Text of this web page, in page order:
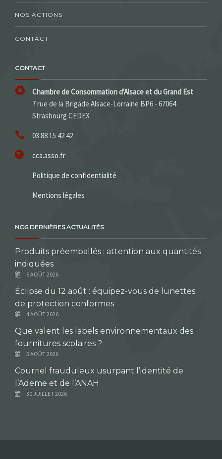
NOS ACTIONS
CONTACT
CONTACT
Chambre de Consommation d'Alsace et du Grand Est
7 rue de la Brigade Alsace-Lorraine BP6 - 67064
Strasbourg CEDEX
03 88 15 42 42
cca.asso.fr
Politique de confidentialité
Mentions légales
NOS DERNIÈRES ACTUALITÉS
Produits préemballés : attention aux quantités
indiquées
6 AOÛT 2026
Éclipse du 12 août : équipez-vous de lunettes
de protection conformes
4 AOÛT 2026
Que valent les labels environnementaux des
fournitures scolaires ?
3 AOÛT 2026
Courriel frauduleux usurpant l’identité de
l’Ademe et de l’ANAH
30 JUILLET 2026